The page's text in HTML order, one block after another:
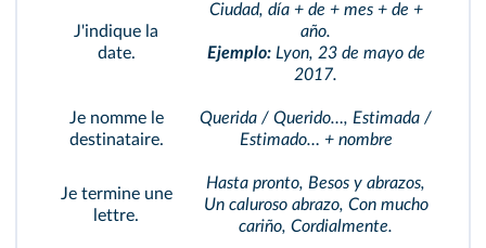
J'indique la
date.
Ciudad, día + de + mes + de +
año.
Ejemplo:Lyon, 23 de mayo de
2017.
Je nomme le
destinataire.
Querida / Querido…, Estimada /
Estimado… + nombre
Je termine une
lettre.
Hasta pronto, Besos y abrazos,
Un caluroso abrazo, Con mucho
cariño, Cordialmente.